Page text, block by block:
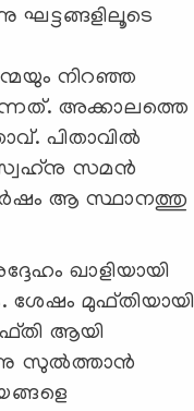
ഘട്ടങ്ങളിലൂടെ
നിറഞ്ഞ
അക്കാലത്തെ
പിതാവിൽ
സ്വഹ്‌നു സമൻ
ആ സ്ഥാനത്തു
ഖാളിയായി
ശേഷം മുഫ്തിയായി
ആയി
സുൽത്താൻ